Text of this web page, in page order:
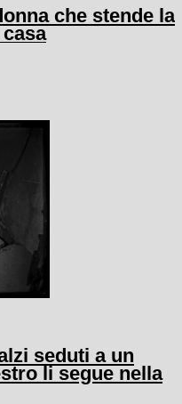
che stende la
seduti a un
li segue nella